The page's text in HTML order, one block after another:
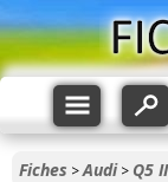
Fiches >Audi> Q5 II